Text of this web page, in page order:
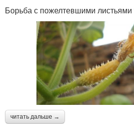
Борьба с пожелтевшими листьями
читать дальше →